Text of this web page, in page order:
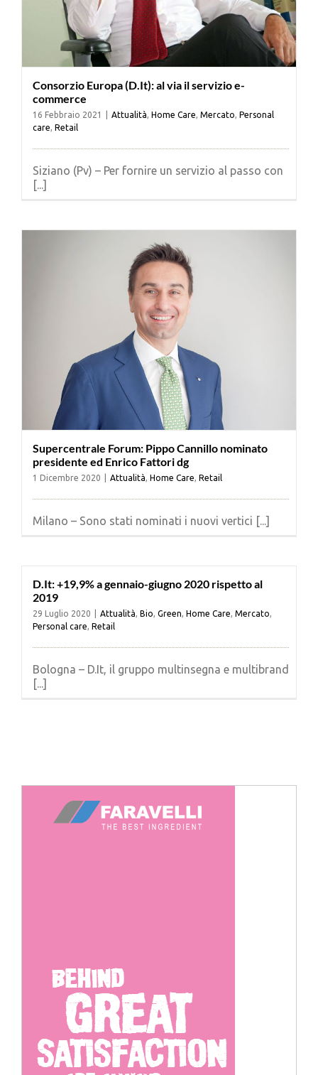
Consorzio Europa (D.It): al via il servizio e-
commerce
16 Febbraio 2021 Attualità, Home Care, Mercato, Personal
care, Retail
Siziano (Pv) – Per fornire un servizio al passo con
[...]
Supercentrale Forum: Pippo Cannillo nominato
presidente ed Enrico Fattori dg
1 Dicembre 2020 Attualità, Home Care, Retail
Milano – Sono stati nominati i nuovi vertici [...]
D.It: +19,9% a gennaio-giugno 2020 rispetto al
2019
29 Luglio 2020 Attualità, Bio, Green, Home Care, Mercato,
Personal care, Retail
Bologna – D.It, il gruppo multinsegna e multibrand
[...]